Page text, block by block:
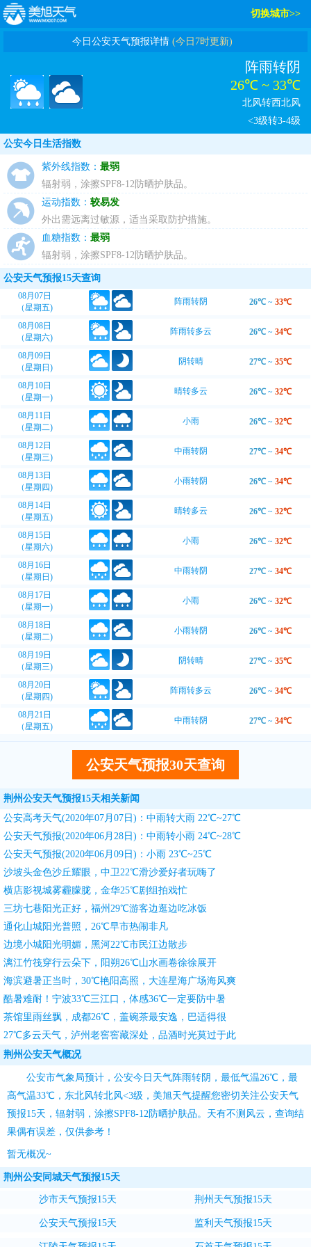
切换城市>>
今日公安天气预报详情(今日7时更新)
阵雨转阴
26℃ ~ 33℃
北风转西北风
<3级转3-4级
公安今日生活指数
紫外线指数： 最弱
辐射弱，涂擦SPF8-12防晒护肤品。
运动指数： 较易发
外出需远离过敏源，适当采取防护措施。
血糖指数： 最弱
辐射弱，涂擦SPF8-12防晒护肤品。
公安天气预报15天查询
08月07日
（星期五)
阵雨转阴 26℃ ~ 33℃
08月08日
（星期六)
阵雨转多云 26℃ ~ 34℃
08月09日
（星期日)
阴转晴 27℃ ~ 35℃
08月10日
（星期一)
晴转多云 26℃ ~ 32℃
08月11日
（星期二)
小雨 26℃ ~ 32℃
08月12日
（星期三)
中雨转阴 27℃ ~ 34℃
08月13日
（星期四)
小雨转阴 26℃ ~ 34℃
08月14日
（星期五)
晴转多云 26℃ ~ 32℃
08月15日
（星期六)
小雨 26℃ ~ 32℃
08月16日
（星期日)
中雨转阴 27℃ ~ 34℃
08月17日
（星期一)
小雨 26℃ ~ 32℃
08月18日
（星期二)
小雨转阴 26℃ ~ 34℃
08月19日
（星期三)
阴转晴 27℃ ~ 35℃
08月20日
（星期四)
阵雨转多云 26℃ ~ 34℃
08月21日
（星期五)
中雨转阴 27℃ ~ 34℃
公安天气预报30天查询
荆州公安天气预报15天相关新闻
公安高考天气(2020年07月07日)：中雨转大雨 22℃~27℃
公安天气预报(2020年06月28日)：中雨转小雨 24℃~28℃
公安天气预报(2020年06月09日)：小雨 23℃~25℃
沙坡头金色沙丘耀眼，中卫22℃滑沙爱好者玩嗨了
横店影视城雾霾朦胧，金华25℃剧组拍戏忙
三坊七巷阳光正好，福州29℃游客边逛边吃冰饭
通化山城阳光普照，26℃早市热闹非凡
边境小城阳光明媚，黑河22℃市民江边散步
漓江竹筏穿行云朵下，阳朔26℃山水画卷徐徐展开
海滨避暑正当时，30℃艳阳高照，大连星海广场海风爽
酷暑难耐！宁波33℃三江口，体感36℃一定要防中暑
茶馆里雨丝飘，成都26℃，盖碗茶最安逸，巴适得很
27℃多云天气，泸州老窖窖藏深处，品酒时光莫过于此
荆州公安天气概况
公安市气象局预计，公安今日天气阵雨转阴，最低气温26℃，最
高气温33℃，东北风转北风<3级， 美旭天气提醒您密切关注公安天气
预报15天 ，辐射弱，涂擦SPF8-12防晒护肤品。天有不测风云，查询结
果偶有误差，仅供参考！
暂无概况~
荆州公安同城天气预报15天
沙市天气预报15天 荆州天气预报15天
公安天气预报15天 监利天气预报15天